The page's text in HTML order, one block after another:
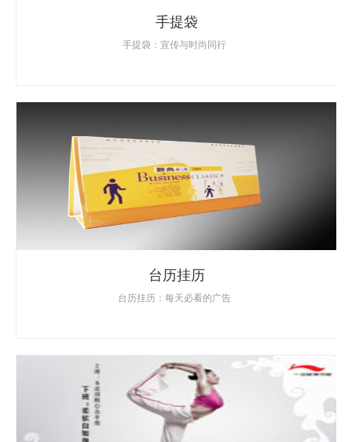
手提袋
手提袋：宣传与时尚同行
台历挂历
台历挂历：每天必看的广告